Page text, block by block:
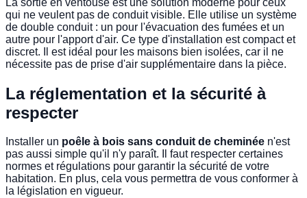
qui ne veulent pas de conduit visible. Elle utilise un système
de double conduit : un pour l'évacuation des fumées et un
autre pour l'apport d'air. Ce type d'installation est compact et
discret. Il est idéal pour les maisons bien isolées, car il ne
nécessite pas de prise d'air supplémentaire dans la pièce.
La réglementation et la sécurité à
respecter
Installer un poêle à bois sans conduit de cheminée n'est
pas aussi simple qu'il n'y paraît. Il faut respecter certaines
normes et régulations pour garantir la sécurité de votre
habitation. En plus, cela vous permettra de vous conformer à
la législation en vigueur.